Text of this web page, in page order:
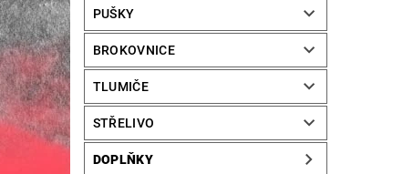
PUŠKY
BROKOVNICE
TLUMIČE
STŘELIVO
DOPLŇKY